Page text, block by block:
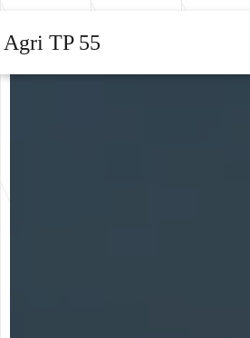
Agri TP 55
Panneau de gestion des cookies